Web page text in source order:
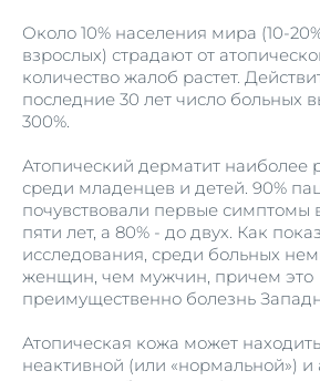
Около 10% населения мира (10-
взрослых) страдают от
количество жалоб растет.
последние 30 лет число больных
300%.
Атопический дерматит наиболее
среди младенцев и детей. 90%
почувствовали первые симптомы
пяти лет, а 80% - до двух. Как
исследования, среди больных
женщин, чем мужчин, причем это
преимущественно болезнь
Атопическая кожа может
неактивной (или «нормальной») и